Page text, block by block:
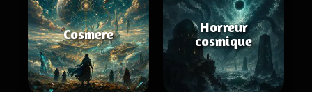
Cosmere
Horreur
cosmique